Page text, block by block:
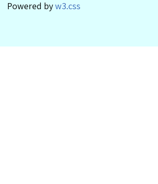
Powered byw3.css